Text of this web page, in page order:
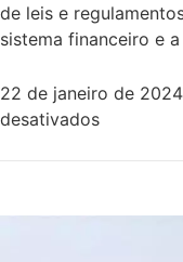
de leis e
sistema financeiro e
22 de janeiro de 2024
desativados